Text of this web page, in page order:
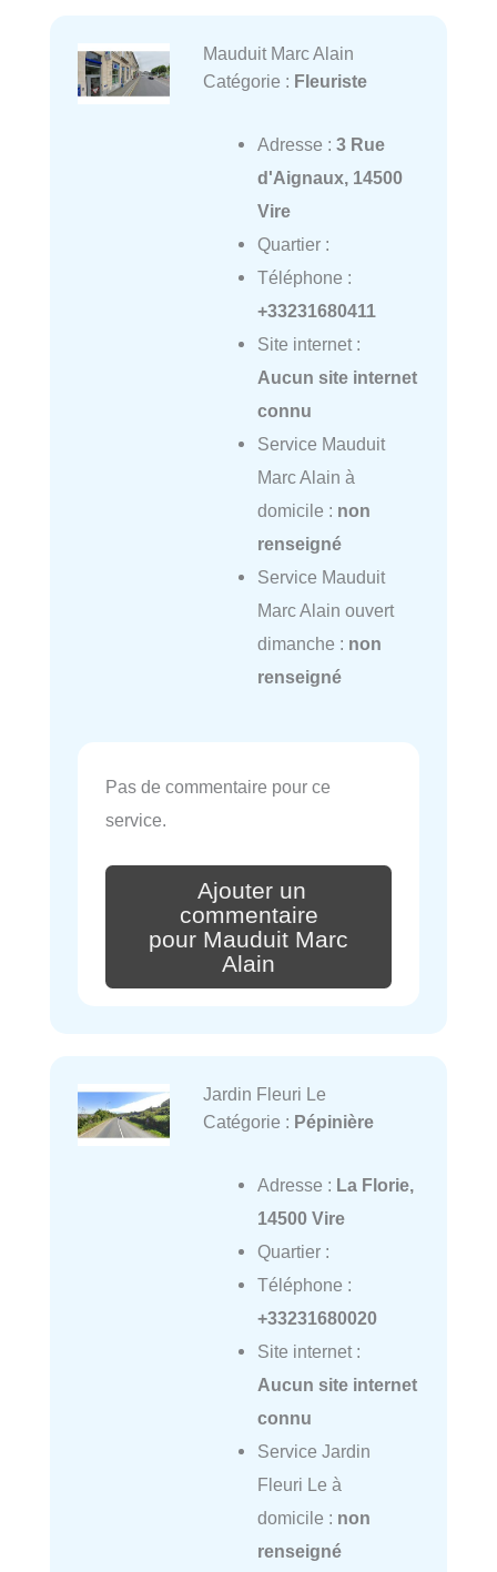
Mauduit Marc Alain
Catégorie : Fleuriste
Adresse : 3 Rue
d'Aignaux, 14500
Vire
Quartier :
Téléphone :
+33231680411
Site internet :
Aucun site internet
connu
Service Mauduit
Marc Alain à
domicile : non
renseigné
Service Mauduit
Marc Alain ouvert
dimanche : non
renseigné
Pas de commentaire pour ce
service.
Ajouter un
commentaire
pour Mauduit Marc
Alain
Jardin Fleuri Le
Catégorie : Pépinière
Adresse : La Florie,
14500 Vire
Quartier :
Téléphone :
+33231680020
Site internet :
Aucun site internet
connu
Service Jardin
Fleuri Le à
domicile : non
renseigné